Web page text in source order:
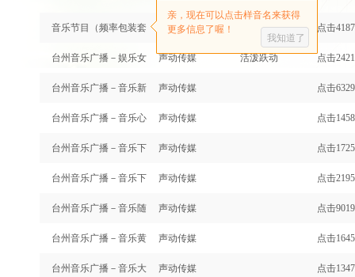
亲，现在可以点击样音名来获得
更多信息了喔！
我知道了
音乐节目（频率包装套 声动传媒 点击
台州音乐广播－娱乐女 声动传媒 活泼跃动 点击
台州音乐广播－音乐新 声动传媒 点击6329
台州音乐广播－音乐心 声动传媒 点击
台州音乐广播－音乐下 声动传媒 点击
台州音乐广播－音乐下 声动传媒 点击
台州音乐广播－音乐随 声动传媒 点击9019
台州音乐广播－音乐黄 声动传媒 点击
台州音乐广播－音乐大 声动传媒 点击